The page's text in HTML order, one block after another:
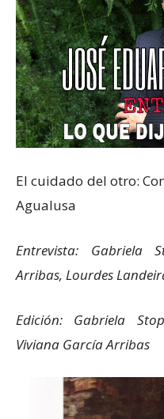
El cuidado del otro:
Agualusa
Entrevista: Gabriela
Arribas, Lourdes
Edición: Gabriela
Viviana García Arribas